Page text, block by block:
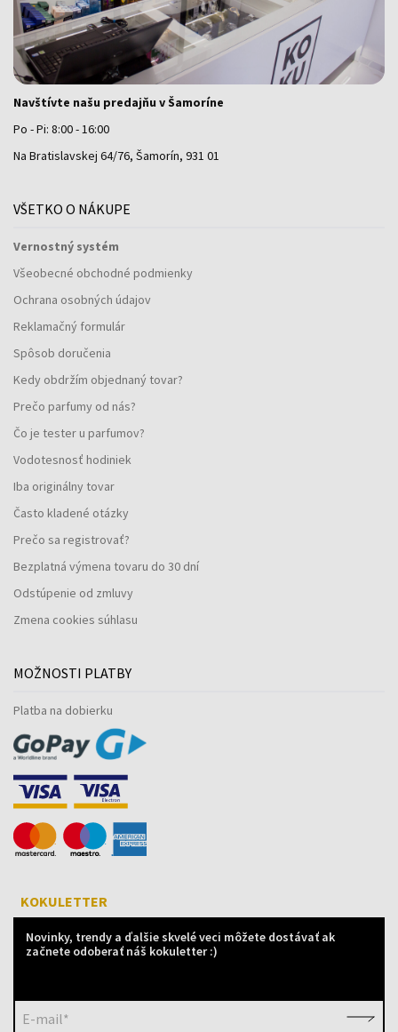
Navštívte našu predajňu v Šamoríne
Po - Pi: 8:00 - 16:00
Na Bratislavskej 64/76, Šamorín, 931 01
VŠETKO O NÁKUPE
Vernostný systém
Všeobecné obchodné podmienky
Ochrana osobných údajov
Reklamačný formulár
Spôsob doručenia
Kedy obdržím objednaný tovar?
Prečo parfumy od nás?
Čo je tester u parfumov?
Vodotesnosť hodiniek
Iba originálny tovar
Často kladené otázky
Prečo sa registrovať?
Bezplatná výmena tovaru do 30 dní
Odstúpenie od zmluvy
Zmena cookies súhlasu
MOŽNOSTI PLATBY
Platba na dobierku
KOKULETTER
Novinky, trendy a ďalšie skvelé veci môžete dostávať ak
začnete odoberať náš kokuletter :)
E-mail*